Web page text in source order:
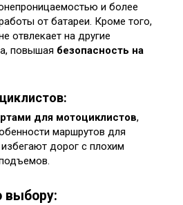
и более
от батареи. Кроме того,
отвлекает на другие
повышая безопасность на
для мотоциклистов,
маршрутов для
дорог с плохим
выбору: